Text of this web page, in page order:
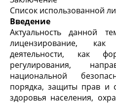
Список использованной
Введение
Актуальность данной
лицензирование,
деятельности, как
регулирования,
национальной
порядка, защиты прав и
здоровья населения,